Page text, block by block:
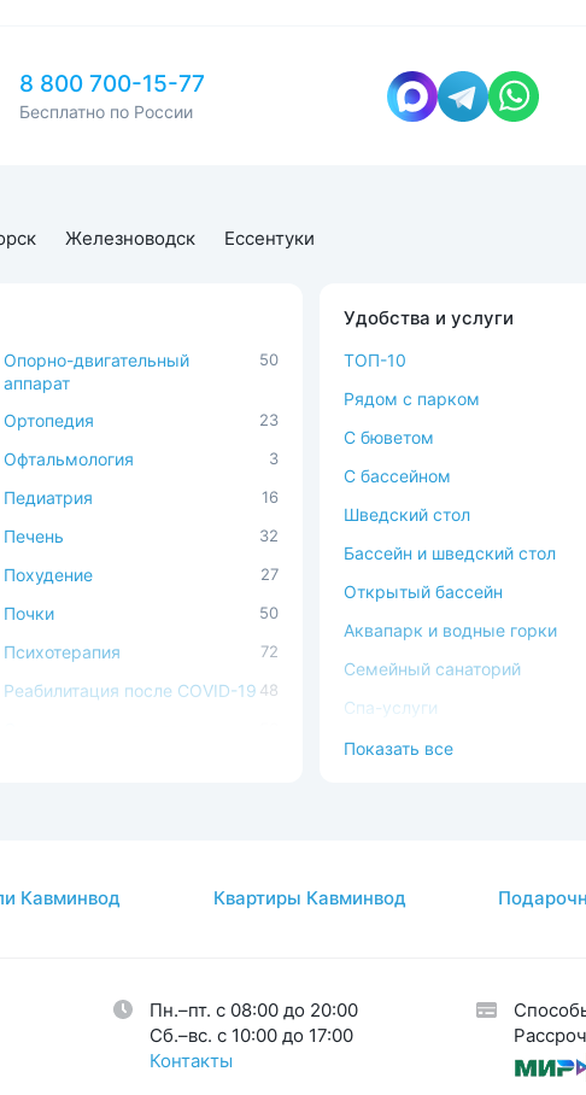
8 800 700-15-77
Бесплатно по России
Железноводск Ессентуки
Опорно-двигательный
аппарат
50
Ортопедия 23
Офтальмология 3
Педиатрия 16
Печень 32
Похудение 27
Почки 50
Психотерапия 72
Реабилитация после COVID-19 48
Суставы 26
Эстетическая гинекология 1
Удобства и услуги
ТОП-10
Рядом с парком
C бюветом
С бассейном
Шведский стол
Бассейн и шведский стол
Открытый бассейн
Аквапарк и водные горки
Семейный санаторий
Спа-услуги
В окружении леса
Показать все
Кавминвод Квартиры Кавминвод
Пн.–пт. с 08:00 до 20:00
Cб.–вс. с 10:00 до 17:00
Контакты